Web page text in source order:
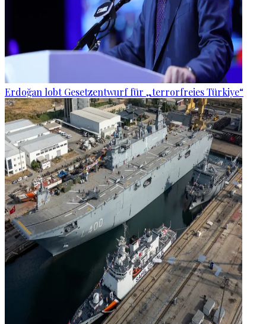
Erdoğan lobt Gesetzentwurf für „terrorfreies Türkiye“